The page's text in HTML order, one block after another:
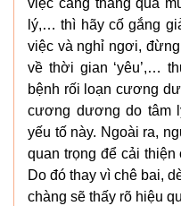
việc căng thẳng quá
lý,… thì hãy cố gắng
việc và nghỉ ngơi,
về thời gian ‘yêu’,…
bệnh rối loạn cương
cương dương do tâm
yếu tố này. Ngoài ra,
quan trọng để cải
Do đó thay vì chê bai,
chàng sẽ thấy rõ hiệu